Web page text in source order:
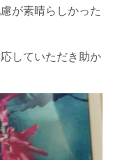
が素晴らしかった
していただき助か